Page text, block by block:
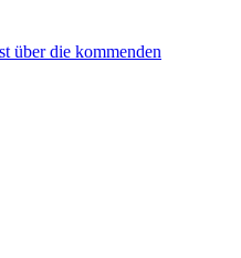
über die kommenden